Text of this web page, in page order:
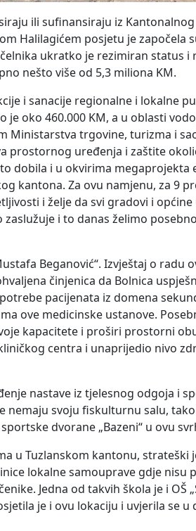
ili sufinansiraju iz
Halilagićem posjetu je započela
ukratko je rezimiran status i
nešto više od 5,3 miliona KM.
i sanacije regionalne i lokalne
je oko 460.000 KM, a u oblasti
Ministarstva trgovine, turizma i
prostornog uređenja i zaštite
dobila i u okvirima megaprojekta
kantona. Za ovu namjenu, za 9
i želje da svi gradovi i
i to danas želimo
Beganović“. Izvještaj o radu
činjenica da Bolnica
pacijenata iz domena
ove medicinske ustanove.
kapacitete i proširi prostorni
centra i unaprijedio nivo
nastave iz tjelesnog odgoja i
nemaju svoju fiskulturnu salu,
dvorane „Bazeni“ u ovu
u Tuzlanskom kantonu, strateški
lokalne samouprave gdje nisu
Jedna od takvih škola je i OŠ
je i ovu lokaciju i uvjerila se u